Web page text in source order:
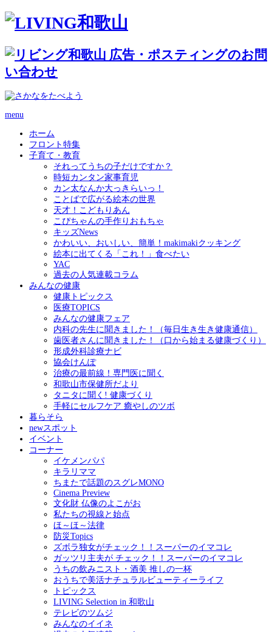
menu
ホーム
フロント特集
子育て・教育
それってうちの子だけですか？
時短カンタン家事育児
カン太なんか大っきらいっ！
ことばで広がる絵本の世界
天才！こどもりあん
こぴちゃんの手作りおもちゃ
キッズNews
かわいい、おいしい、簡単！makimakiクッキング
絵本に出てくる「これ！」食べたい
YAC
過去の人気連載コラム
みんなの健康
健康トピックス
医療TOPICS
みんなの健康フェア
内科の先生に聞きました！（毎日生き生き健康通信）
歯医者さんに聞きました！（口から始まる健康づくり）
形成外科診療ナビ
協会けんぽ
治療の最前線！専門医に聞く
和歌山市保健所だより
タニタに聞く! 健康づくり
手軽にセルフケア 癒やしのツボ
暮らそら
newスポット
イベント
コーナー
イケメンパパ
キラリママ
ちまたで話題のスグレMONO
Cinema Preview
文化財 仏像のよこがお
私たちの視線と始点
ほ～ほ～法律
防災Topics
ズボラ独女がチェック！！スーパーのイマコレ
ガッツリ主夫が チェック！！スーパーのイマコレ
うちの飲みニスト・酒美 推しの一杯
おうちで美活ナチュラルビューティーライフ
トピックス
LIVING Selection in 和歌山
テレビのツムジ
みんなのイイネ